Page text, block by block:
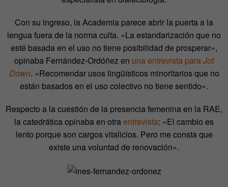
Con su ingreso, la Academia parece abrir la puerta a la
lengua fuera de la norma culta. «La estandarización que no
esté basada en el uso no tiene posibilidad de prosperar»,
opinaba Fernández-Ordóñez en una entrevista paraJot
Down. «Recomendar usos lingüísticos minoritarios que no
están basados en el uso colectivo no tiene sentido».
Respecto a la cuestión de la presencia femenina en la RAE,
la catedrática opinaba en otraentrevista: «El cambio es
lento porque son cargos vitalicios. Pero me consta que
existe una voluntad de renovación».